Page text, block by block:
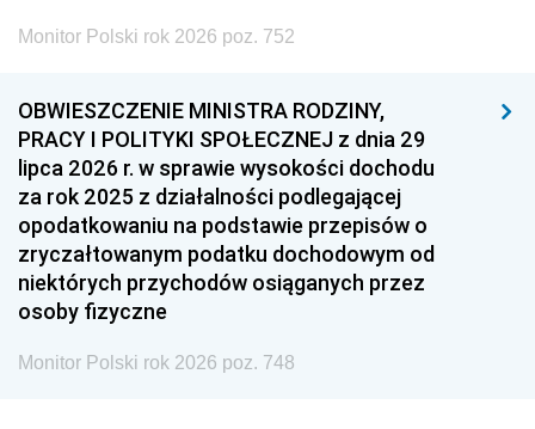
Monitor Polski rok 2026 poz. 752
OBWIESZCZENIE MINISTRA RODZINY,
PRACY I POLITYKI SPOŁECZNEJ z dnia 29
lipca 2026 r. w sprawie wysokości dochodu
za rok 2025 z działalności podlegającej
opodatkowaniu na podstawie przepisów o
zryczałtowanym podatku dochodowym od
niektórych przychodów osiąganych przez
osoby fizyczne
Monitor Polski rok 2026 poz. 748